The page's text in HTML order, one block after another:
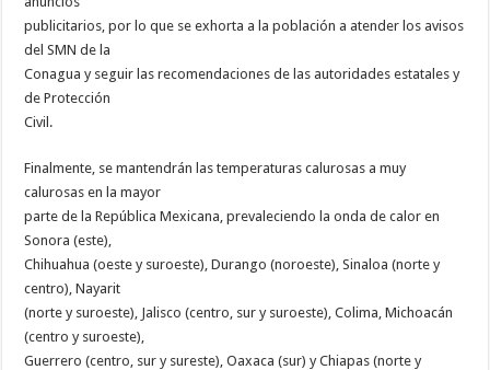
publicitarios, por lo que se exhorta a la población a atender los avisos
del SMN de la
Conagua y seguir las recomendaciones de las autoridades estatales y
de Protección
Civil.
Finalmente, se mantendrán las temperaturas calurosas a muy
calurosas en la mayor
parte de la República Mexicana, prevaleciendo la onda de calor en
Sonora (este),
Chihuahua (oeste y suroeste), Durango (noroeste), Sinaloa (norte y
centro), Nayarit
(norte y suroeste), Jalisco (centro, sur y suroeste), Colima, Michoacán
(centro y suroeste),
Guerrero (centro, sur y sureste), Oaxaca (sur) y Chiapas (norte y